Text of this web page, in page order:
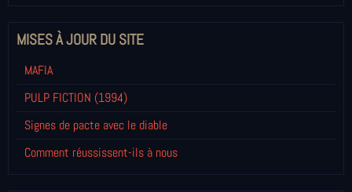
MISES À JOUR DU SITE
MAFIA
PULP FICTION (1994)
Signes de pacte avec le diable
Comment réussissent-ils à nous